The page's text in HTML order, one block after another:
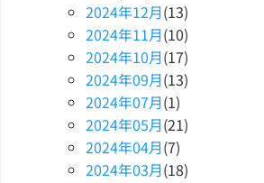
2024年12月(13)
2024年11月(10)
2024年10月(17)
2024年09月(13)
2024年07月(1)
2024年05月(21)
2024年04月(7)
2024年03月(18)